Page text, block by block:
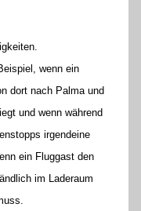
wenn ein
dort nach Palma und
und wenn während
irgendeine
ein Fluggast den
im Laderaum